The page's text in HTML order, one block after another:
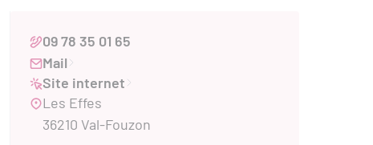
09 78 35 01 65
Mail
Site internet
Les Effes
36210 Val-Fouzon